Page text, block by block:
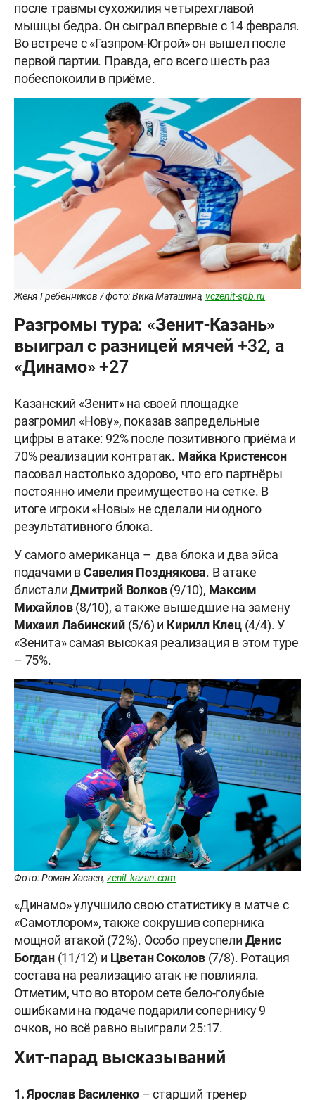
после травмы сухожилия четырехглавой
мышцы бедра. Он сыграл впервые с 14 февраля.
Во встрече с «Газпром-Югрой» он вышел после
первой партии. Правда, его всего шесть раз
побеспокоили в приёме.
Женя Гребенников / фото: Вика Маташина, vczenit-spb.ru
Разгромы тура: «Зенит-Казань»
выиграл с разницей мячей +32, а
«Динамо» +27
Казанский «Зенит» на своей площадке
разгромил «Нову», показав запредельные
цифры в атаке: 92% после позитивного приёма и
70% реализации контратак. Майка Кристенсон
пасовал настолько здорово, что его партнёры
постоянно имели преимущество на сетке. В
итоге игроки «Новы» не сделали ни одного
результативного блока.
У самого американца – два блока и два эйса
подачами вСавелия Позднякова. В атаке
блисталиДмитрий Волков(9/10), Максим
Михайлов(8/10), а также вышедшие на замену
Михаил Лабинский(5/6) и Кирилл Клец(4/4). У
«Зенита» самая высокая реализация в этом туре
– 75%.
Фото: Роман Хасаев,zenit-kazan.com
«Динамо» улучшило свою статистику в матче с
«Самотлором», также сокрушив соперника
мощной атакой (72%). Особо преуспели Денис
Богдан(11/12) и Цветан Соколов(7/8). Ротация
состава на реализацию атак не повлияла.
Отметим, что во втором сете бело-голубые
ошибками на подаче подарили сопернику 9
очков, но всё равно выиграли 25:17.
Хит-парад высказываний
1. Ярослав Василенко – старший тренер